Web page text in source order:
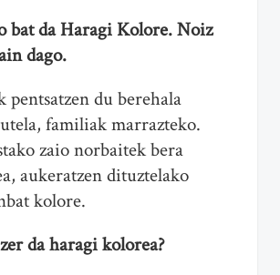
bat da Haragi Kolore. Noiz
dago.
pentsatzen du berehala
familiak marrazteko.
zaio norbaitek bera
aukeratzen dituztelako
kolore.
da haragi kolorea?